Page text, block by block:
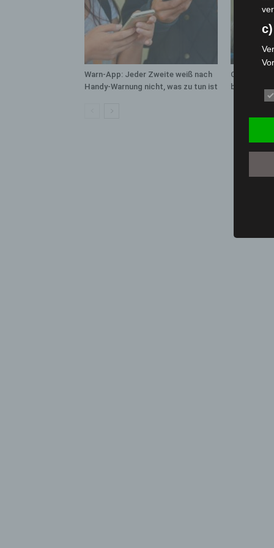
Warn-App: Jeder Zweite weiß nach
Handy-Warnung nicht, was zu tun ist
bleibt auf